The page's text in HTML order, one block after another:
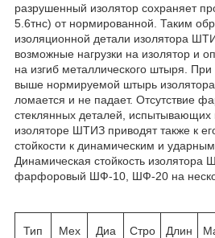
разрушенный изолятор сохраняет
5.6тнс) от нормированной. Таким
изоляционной детали изолятора
возможные нагрузки на изолятор и
на изгиб металлического штыря.
выше нормируемой штырь изолятора
ломается и не падает. Отсутствие
стеклянных деталей, испытывающих
изоляторе ШТИЗ приводят также к
стойкости к динамическим и ударным
Динамическая стойкость
фарфоровый ШФ-10, ШФ-20 на
Тип
Мех
Диа
Стро
Длин